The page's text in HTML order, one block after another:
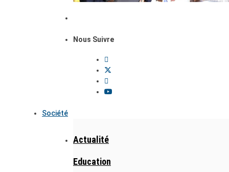
Nous Suivre
Société
Actualité
Education